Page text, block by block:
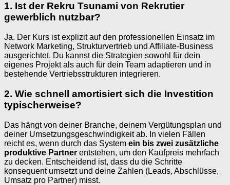
1. Ist der Rekru Tsunami von Rekrutier
gewerblich nutzbar?
Ja. Der Kurs ist explizit auf den professionellen Einsatz im
Network Marketing, Strukturvertrieb und Affiliate-Business
ausgerichtet. Du kannst die Strategien sowohl für dein
eigenes Projekt als auch für dein Team adaptieren und in
bestehende Vertriebsstrukturen integrieren.
2. Wie schnell amortisiert sich die Investition
typischerweise?
Das hängt von deiner Branche, deinem Vergütungsplan und
deiner Umsetzungsgeschwindigkeit ab. In vielen Fällen
reicht es, wenn durch das System ein bis zwei zusätzliche
produktive Partner entstehen, um den Kaufpreis mehrfach
zu decken. Entscheidend ist, dass du die Schritte
konsequent umsetzt und deine Zahlen (Leads, Abschlüsse,
Umsatz pro Partner) misst.